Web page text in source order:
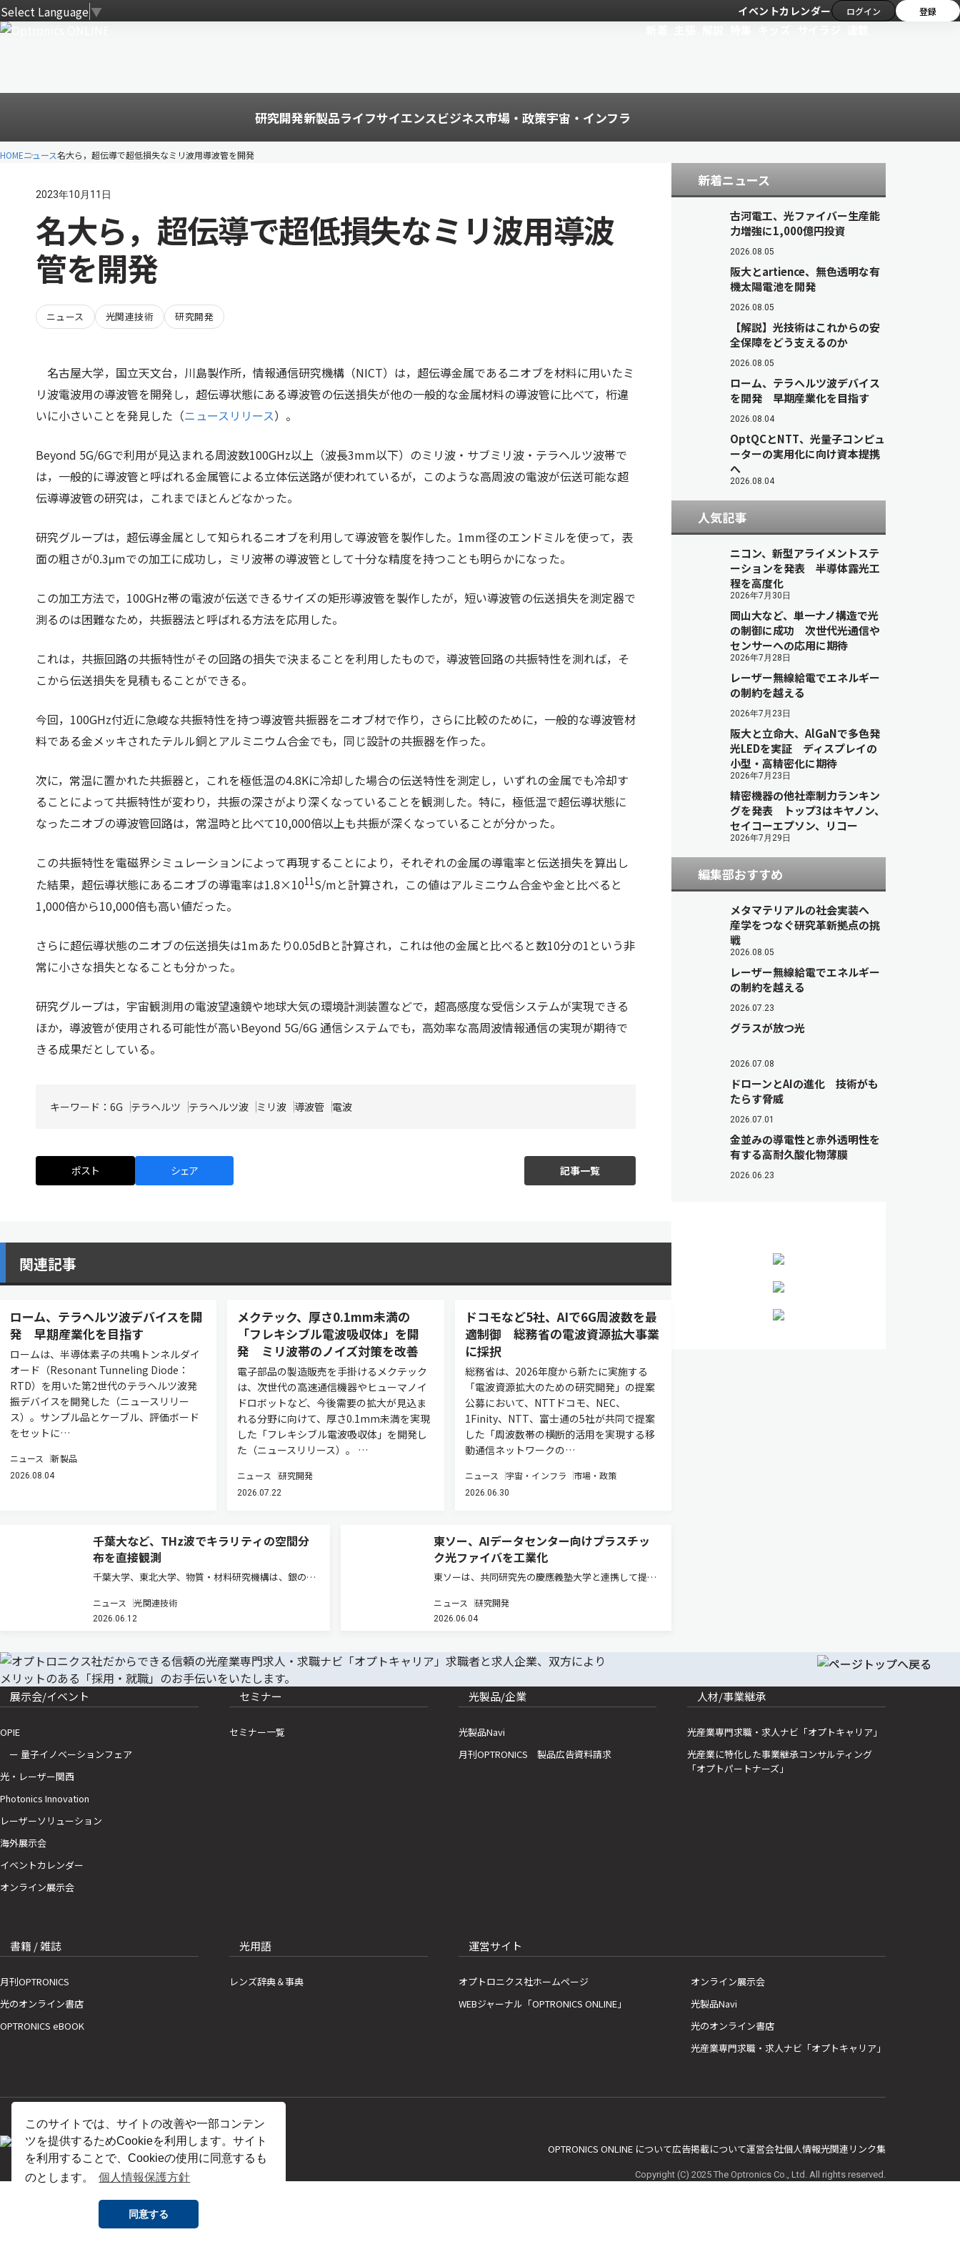
このサイトでは、サイトの改善や一部コンテン
ツを提供するためCookieを利用します。サイト
を利用することで、Cookieの使用に同意するも
のとします。
個人情報保護方針
同意する
Select Language▼ イベントカレンダー ログイン 登録
研究開発新製品ライフサイエンスビジネス市場・政策宇宙・インフラ
HOMEニュース名大ら，超伝導で超低損失なミリ波用導波管を開発
2023年10月11日
名大ら，超伝導で超低損失なミリ波用導波
管を開発
ニュース 光関連技術 研究開発
名古屋大学，国立天文台，川島製作所，情報通信研究機構（NICT）は，超伝導金属であるニオブを材料に用いたミ
リ波電波用の導波管を開発し，超伝導状態にある導波管の伝送損失が他の一般的な金属材料の導波管に比べて，桁違
いに小さいことを発見した（ニュースリリース）。
Beyond 5G/6Gで利用が見込まれる周波数100GHz以上（波長3mm以下）のミリ波・サブミリ波・テラヘルツ波帯で
は，一般的に導波管と呼ばれる金属管による立体伝送路が使われているが，このような高周波の電波が伝送可能な超
伝導導波管の研究は，これまでほとんどなかった。
研究グループは，超伝導金属として知られるニオブを利用して導波管を製作した。1mm径のエンドミルを使って，表
面の粗さが0.3μmでの加工に成功し，ミリ波帯の導波管として十分な精度を持つことも明らかになった。
この加工方法で，100GHz帯の電波が伝送できるサイズの矩形導波管を製作したが，短い導波管の伝送損失を測定器で
測るのは困難なため，共振器法と呼ばれる方法を応用した。
これは，共振回路の共振特性がその回路の損失で決まることを利用したもので，導波管回路の共振特性を測れば，そ
こから伝送損失を見積もることができる。
今回，100GHz付近に急峻な共振特性を持つ導波管共振器をニオブ材で作り，さらに比較のために，一般的な導波管材
料である金メッキされたテルル銅とアルミニウム合金でも，同じ設計の共振器を作った。
次に，常温に置かれた共振器と，これを極低温の4.8Kに冷却した場合の伝送特性を測定し，いずれの金属でも冷却す
ることによって共振特性が変わり，共振の深さがより深くなっていることを観測した。特に，極低温で超伝導状態に
なったニオブの導波管回路は，常温時と比べて10,000倍以上も共振が深くなっていることが分かった。
この共振特性を電磁界シミュレーションによって再現することにより，それぞれの金属の導電率と伝送損失を算出し
た結果，超伝導状態にあるニオブの導電率は1.8×1011S/mと計算され，この値はアルミニウム合金や金と比べると
1,000倍から10,000倍も高い値だった。
さらに超伝導状態のニオブの伝送損失は1mあたり0.05dBと計算され，これは他の金属と比べると数10分の1という非
常に小さな損失となることも分かった。
研究グループは，宇宙観測用の電波望遠鏡や地球大気の環境計測装置などで，超高感度な受信システムが実現できる
ほか，導波管が使用される可能性が高いBeyond 5G/6G 通信システムでも，高効率な高周波情報通信の実現が期待で
きる成果だとしている。
キーワード： 6G テラヘルツ テラヘルツ波 ミリ波 導波管 電波
ポスト シェア 記事一覧
関連記事
ローム、テラヘルツ波デバイスを開
発 早期産業化を目指す
ロームは、半導体素子の共鳴トンネルダイ
オード（Resonant Tunneling Diode：
RTD）を用いた第2世代のテラヘルツ波発
振デバイスを開発した（ニュースリリー
ス）。サンプル品とケーブル、評価ボード
をセットに…
ニュース 新製品
2026.08.04
メクテック、厚さ0.1mm未満の
「フレキシブル電波吸収体」を開
発 ミリ波帯のノイズ対策を改善
電子部品の製造販売を手掛けるメクテック
は、次世代の高速通信機器やヒューマノイ
ドロボットなど、今後需要の拡大が見込ま
れる分野に向けて、厚さ0.1mm未満を実現
した「フレキシブル電波吸収体」を開発し
た（ニュースリリース）。 …
ニュース 研究開発
2026.07.22
ドコモなど5社、AIで6G周波数を最
適制御 総務省の電波資源拡大事業
に採択
総務省は、2026年度から新たに実施する
「電波資源拡大のための研究開発」の提案
公募において、NTTドコモ、NEC、
1Finity、NTT、富士通の5社が共同で提案
した「周波数帯の横断的活用を実現する移
動通信ネットワークの…
ニュース 宇宙・インフラ 市場・政策
2026.06.30
千葉大など、THz波でキラリティの空間分
布を直接観測
千葉大学、東北大学、物質・材料研究機構は、銀の微
人工構造体を使用し、これまで計測不可能だった物質
が持つ「右ねじれ」と「左ねじれ」（キラリティ）の
ニュース 光関連技術
2026.06.12
東ソー、AIデータセンター向けプラスチッ
ク光ファイバを工業化
東ソーは、共同研究先の慶應義塾大学と連携して提案
技術に関する研究開発プロジェクト」が、国立研究開
発法人情報通信研究機構（NICT）の「革新的情報通信
ニュース 研究開発
2026.06.04
新着ニュース
古河電工、光ファイバー生産能
力増強に1,000億円投資
2026.08.05
阪大とartience、無色透明な有
機太陽電池を開発
2026.08.05
【解説】光技術はこれからの安
全保障をどう支えるのか
2026.08.05
ローム、テラヘルツ波デバイス
を開発 早期産業化を目指す
2026.08.04
OptQCとNTT、光量子コンピュ
ーターの実用化に向け資本提携
へ
2026.08.04
人気記事
ニコン、新型アライメントステ
ーションを発表 半導体露光工
程を高度化
2026年7月30日
岡山大など、単一ナノ構造で光
の制御に成功 次世代光通信や
センサーへの応用に期待
2026年7月28日
レーザー無線給電でエネルギー
の制約を越える
2026年7月23日
阪大と立命大、AlGaNで多色発
光LEDを実証 ディスプレイの
小型・高精密化に期待
2026年7月23日
精密機器の他社牽制力ランキン
グを発表 トップ3はキヤノン、
セイコーエプソン、リコー
2026年7月29日
編集部おすすめ
メタマテリアルの社会実装へ
産学をつなぐ研究革新拠点の挑
戦
2026.08.05
レーザー無線給電でエネルギー
の制約を越える
2026.07.23
グラスが放つ光
2026.07.08
ドローンとAIの進化 技術がも
たらす脅威
2026.07.01
金並みの導電性と赤外透明性を
有する高耐久酸化物薄膜
2026.06.23
展示会/イベント
OPIE
ー 量子イノベーションフェア
光・レーザー関西
Photonics Innovation
レーザーソリューション
海外展示会
イベントカレンダー
オンライン展示会
セミナー
セミナー一覧
光製品/企業
光製品Navi
月刊OPTRONICS 製品広告資料請求
人材/事業継承
光産業専門求職・求人ナビ「オプトキャリア」
光産業に特化した事業継承コンサルティング
「オプトパートナーズ」
書籍 / 雑誌
月刊OPTRONICS
光のオンライン書店
OPTRONICS eBOOK
光用語
レンズ辞典＆事典
運営サイト
オプトロニクス社ホームページ
WEBジャーナル「OPTRONICS ONLINE」
オンライン展示会
光製品Navi
光のオンライン書店
光産業専門求職・求人ナビ「オプトキャリア」
OPTRONICS ONLINE について広告掲載について運営会社個人情報光関連リンク集
Copyright (C) 2025 The Optronics Co., Ltd. All rights reserved.